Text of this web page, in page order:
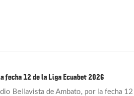
fecha 12 de la Liga Ecuabet 2026
Bellavista de Ambato, por la fecha 12